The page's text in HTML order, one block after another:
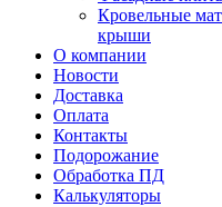
Кровельные
крыши
О компании
Новости
Доставка
Оплата
Контакты
Подорожание
Обработка ПД
Калькуляторы